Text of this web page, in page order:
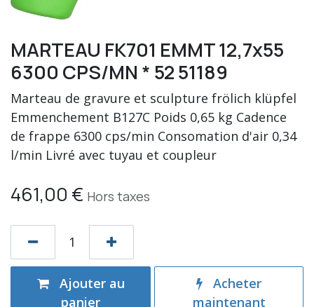
MARTEAU FK701 EMMT 12,7x55
6300 CPS/MN * 52 51189
Marteau de gravure et sculpture frölich klüpfel
Emmenchement B127C Poids 0,65 kg Cadence
de frappe 6300 cps/min Consomation d'air 0,34
l/min Livré avec tuyau et coupleur
461,00 € Hors taxes
Ajouter au
panier
Acheter
maintenant